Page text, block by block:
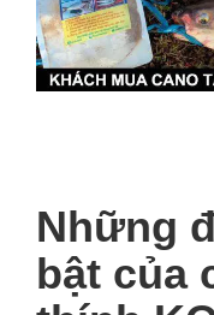
Những
bật của